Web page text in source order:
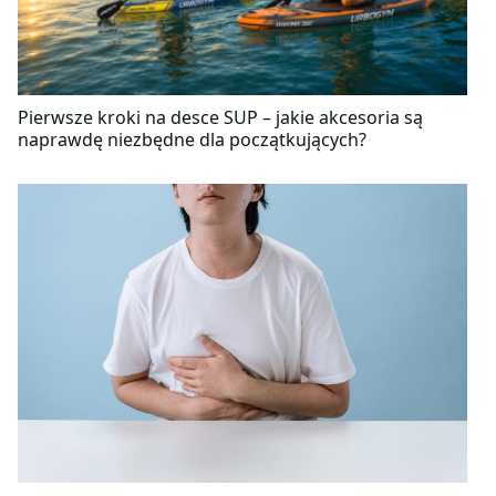
Pierwsze kroki na desce SUP – jakie akcesoria są
naprawdę niezbędne dla początkujących?